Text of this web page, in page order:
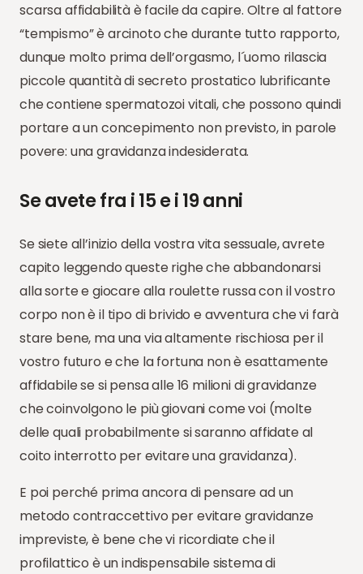
scarsa affidabilità è facile da capire. Oltre al fattore
“tempismo” è arcinoto che durante tutto rapporto,
dunque molto prima dell’orgasmo, l´uomo rilascia
piccole quantità di secreto prostatico lubrificante
che contiene spermatozoi vitali, che possono quindi
portare a un concepimento non previsto, in parole
povere: una gravidanza indesiderata.
Se avete fra i 15 e i 19 anni
Se siete all’inizio della vostra vita sessuale, avrete
capito leggendo queste righe che abbandonarsi
alla sorte e giocare alla roulette russa con il vostro
corpo non è il tipo di brivido e avventura che vi farà
stare bene, ma una via altamente rischiosa per il
vostro futuro e che la fortuna non è esattamente
affidabile se si pensa alle 16 milioni di gravidanze
che coinvolgono le più giovani come voi (molte
delle quali probabilmente si saranno affidate al
coito interrotto per evitare una gravidanza).
E poi perché prima ancora di pensare ad un
metodo contraccettivo per evitare gravidanze
impreviste, è bene che vi ricordiate che il
profilattico è un indispensabile sistema di